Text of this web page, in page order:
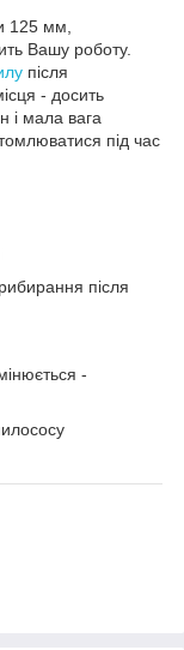
125 мм,
Вашу роботу.
після
- досить
і мала вага
під час
після
-